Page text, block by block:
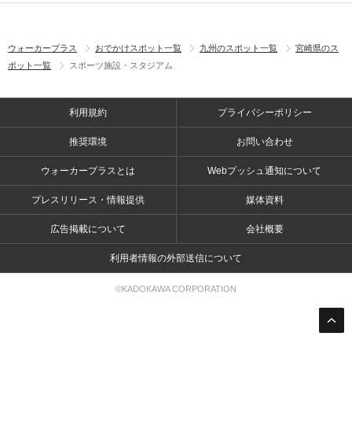
ウォーカープラス おでかけスポット一覧 九州のスポット一覧
宮崎県のス
ポット一覧
スポーツ施設・スタジアム
利用規約 プライバシーポリシー
推奨環境 お問い合わせ
ウォーカープラスとは Webプッシュ通知について
プレスリリース・情報提供 媒体資料
広告掲載について 会社概要
利用者情報の外部送信について
©KADOKAWA CORPORATION